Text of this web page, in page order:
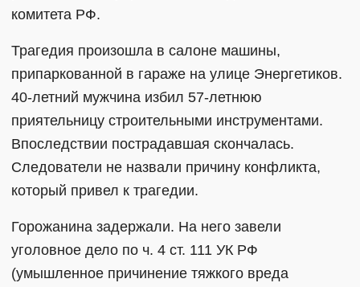
комитета РФ.
Трагедия произошла в салоне машины,
припаркованной в гараже на улице Энергетиков.
40-летний мужчина избил 57-летнюю
приятельницу строительными инструментами.
Впоследствии пострадавшая скончалась.
Следователи не назвали причину конфликта,
который привел к трагедии.
Горожанина задержали. На него завели
уголовное дело по ч. 4 ст. 111 УК РФ
(умышленное причинение тяжкого вреда